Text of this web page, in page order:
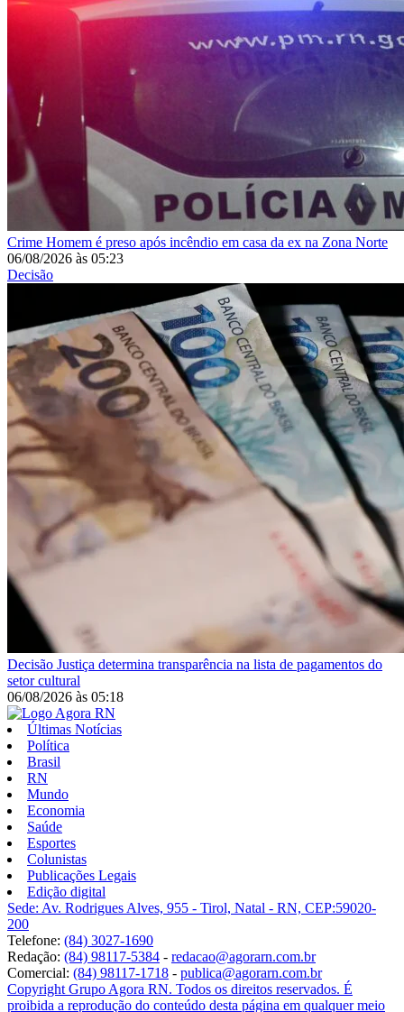
Crime Homem é preso após incêndio em casa da ex na Zona Norte
06/08/2026 às 05:23
Decisão
Decisão Justiça determina transparência na lista de pagamentos do
setor cultural
06/08/2026 às 05:18
Últimas Notícias
Política
Brasil
RN
Mundo
Economia
Saúde
Esportes
Colunistas
Publicações Legais
Edição digital
Sede: Av. Rodrigues Alves, 955 - Tirol, Natal - RN, CEP:59020-
200
Telefone: (84) 3027-1690
Redação: (84) 98117-5384 - redacao@agorarn.com.br
Comercial: (84) 98117-1718 - publica@agorarn.com.br
Copyright Grupo Agora RN. Todos os direitos reservados. É
proibida a reprodução do conteúdo desta página em qualquer meio